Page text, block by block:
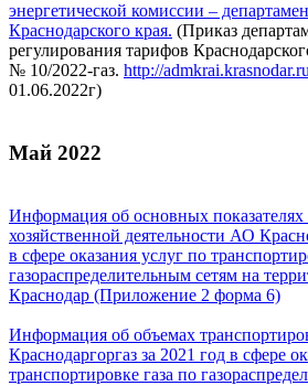
энергетической комиссии –
Краснодарского края. (Приказ
регулирования тарифов
№ 10/2022-газ. http://admkrai.krasnodar.ru
01.06.2022г)
Май 2022
Информация об основных
хозяйственной деятельности АО
в сфере оказания услуг по
газораспределительным сетям на
Краснодар (Приложение 2 форма 6)
Информация об объемах
Краснодаргоргаз за 2021 год в сфере
транспортировке газа по